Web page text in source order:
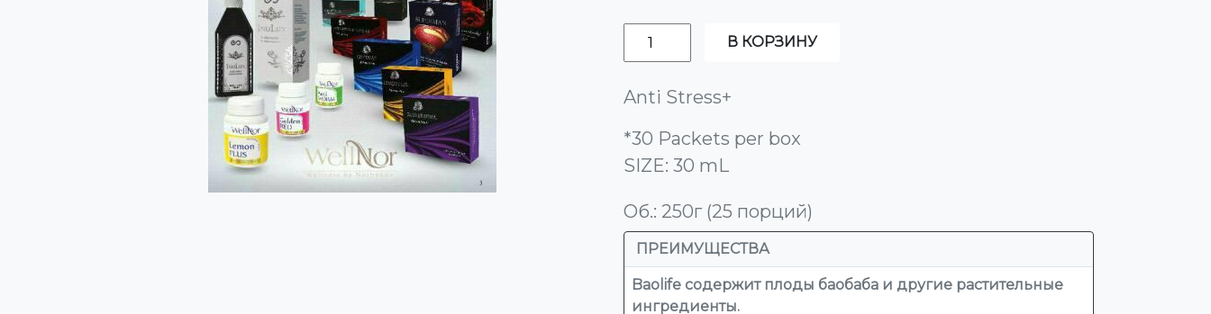
В КОРЗИНУ
Anti Stress+
*30 Packets per box
SIZE: 30 mL
Об.: 250г (25 порций)
ПРЕИМУЩЕСТВА
Baolife содержит плоды баобаба и другие растительные
ингредиенты.